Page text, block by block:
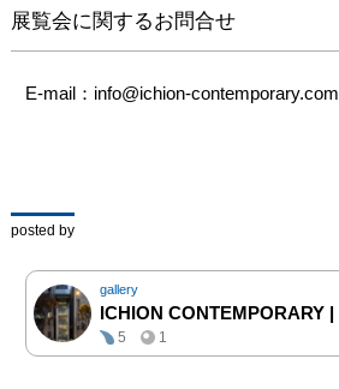
会の会員であった向井修
二（1940〜）による新作
インスタレーションとコ
し、現代における価値と
未来への展望を探求す
る。また、「建築は凍れ
る⾳楽である」とゲーテ
が好んで用いた表現に着
想を得て、安藤忠雄建築
展覧会に関するお問合せ
E-mail：info@ichion-contemporary.com
posted by
gallery
ICHION CONTEMPORARY |
5
1